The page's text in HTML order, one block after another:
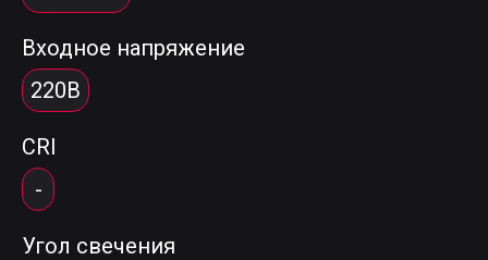
Входное напряжение
220В
CRI
-
Угол свечения